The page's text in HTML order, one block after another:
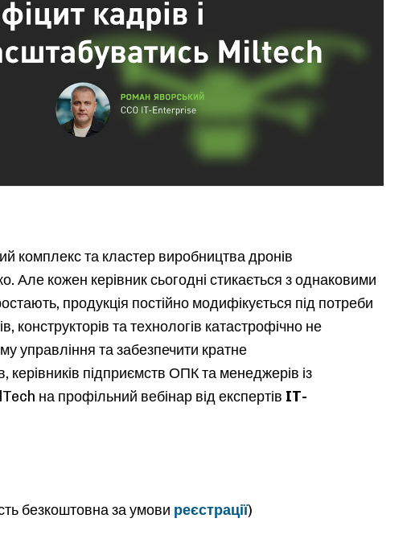
комплекс та кластер виробництва дронів
Але кожен керівник сьогодні стикається з однаковими
продукція постійно модифікується під потреби
конструкторів та технологів катастрофічно не
управління та забезпечити кратне
підприємств ОПК та менеджерів із
на профільний вебінар від експертів IT-
безкоштовна за умови реєстрації)